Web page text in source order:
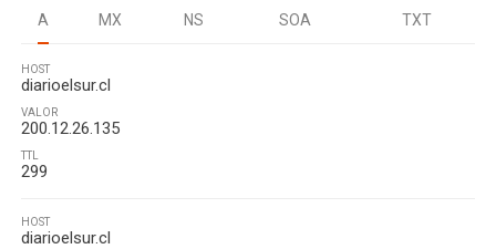
A MX NS SOA TXT
HOST
diarioelsur.cl
VALOR
200.12.26.135
TTL
299
HOST
diarioelsur.cl